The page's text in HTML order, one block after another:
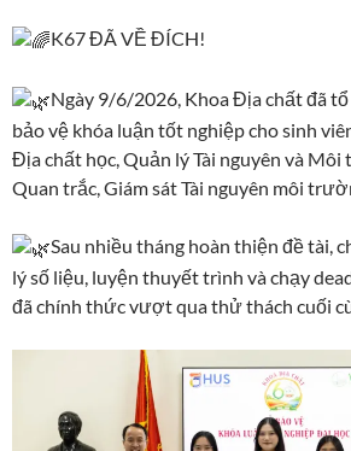
K67 ĐÃ VỀ ĐÍCH!
Ngày 9/6/2026, Khoa Địa chất đã
bảo vệ khóa luận tốt nghiệp cho sinh
Địa chất học, Quản lý Tài nguyên và
Quan trắc, Giám sát Tài nguyên môi
Sau nhiều tháng hoàn thiện đề tài,
lý số liệu, luyện thuyết trình và chạy
đã chính thức vượt qua thử thách cuối